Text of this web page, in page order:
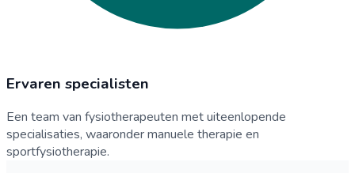
Ervaren specialisten
Een team van fysiotherapeuten met uiteenlopende
specialisaties, waaronder manuele therapie en
sportfysiotherapie.